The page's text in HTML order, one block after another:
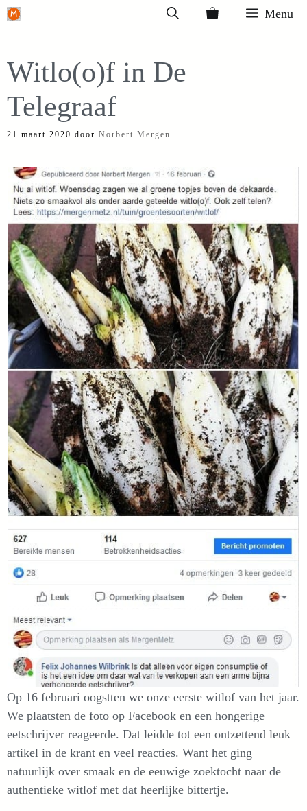
Ga
inhoud
Menu
Witlo(o)f in De
Telegraaf
21 maart 2020 door Norbert Mergen
Op 16 februari oogstten we onze eerste witlof van het jaar.
We plaatsten de foto op Facebook en een hongerige
eetschrijver reageerde. Dat leidde tot een ontzettend leuk
artikel in de krant en veel reacties. Want het ging
natuurlijk over smaak en de eeuwige zoektocht naar de
authentieke witlof met dat heerlijke bittertje.